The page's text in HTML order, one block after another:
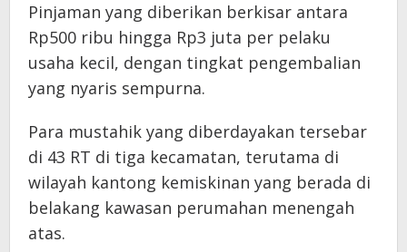
Pinjaman yang diberikan berkisar antara
Rp500 ribu hingga Rp3 juta per pelaku
usaha kecil, dengan tingkat pengembalian
yang nyaris sempurna.
Para mustahik yang diberdayakan tersebar
di 43 RT di tiga kecamatan, terutama di
wilayah kantong kemiskinan yang berada di
belakang kawasan perumahan menengah
atas.